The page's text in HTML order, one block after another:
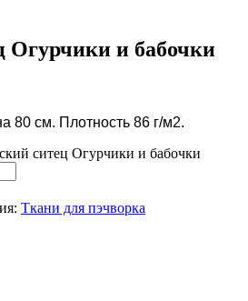
и бабочки
80 см. Плотность 86 г/м2.
ситец Огурчики и бабочки
Ткани для пэчворка